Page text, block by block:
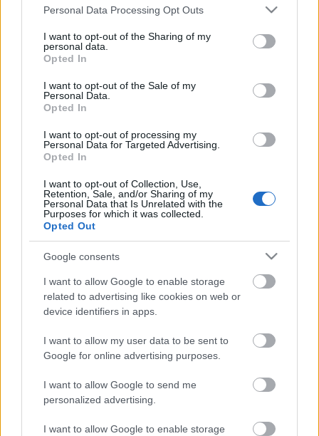
Please note that this website/app uses one or more Google
not limited to your visit or usage behaviour. You may click to
grant or deny consent to Google and its third-party tags to
use your data for below specified purposes in below Google
consent section.
Personal Data Processing Opt Outs
I want to opt-out of the Sharing of my
personal data.
Opted In
I want to opt-out of the Sale of my
Personal Data.
Opted In
I want to opt-out of processing my
Personal Data for Targeted Advertising.
Opted In
I want to opt-out of Collection, Use,
Retention, Sale, and/or Sharing of my
Personal Data that Is Unrelated with the
Purposes for which it was collected.
Opted Out
Google consents
I want to allow Google to enable storage
related to advertising like cookies on web or
device identifiers in apps.
I want to allow my user data to be sent to
Google for online advertising purposes.
I want to allow Google to send me
personalized advertising.
I want to allow Google to enable storage
fortélyaiba, kipróbálhatják mennyire képesek a
színházi gyorsöltözésre, meg kell oldaniuk
és a színészek irányítása mellett táncos, énekes
és verses feladványok várják őket. A legjobb
hétpróbázók megnyerhetik az egész évadra szóló
színházi bérletüket, és azokat is nagyon
kedvezményes bérletárak várják, akik ezen a napon
szeretnék biztosítani a helyüket a nézőtéren.
A vetélkedőre délután három órakor lehet
jelentkezni a színház előcsarnokában, amikor is
megkezdődik aCsalókavilág
A veszprémi színház nyári színházi táborának
színművész Weöres
SándorCsalóka Péter című bábjátéka alapján
állította össze. Így született meg a Csalókavilág című
produkció Romhányi József verseivel, zenei
részekkel kiegészülve.